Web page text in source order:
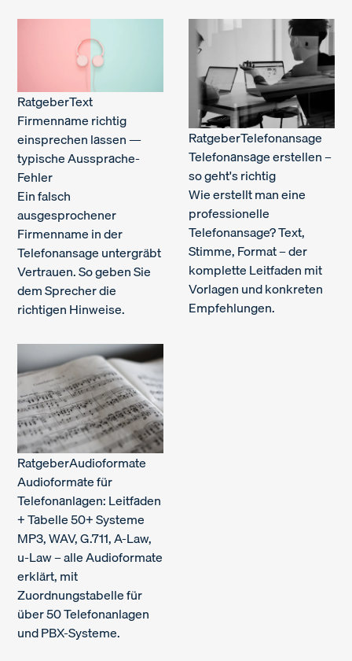
RatgeberText
Firmenname richtig
einsprechen lassen —
typische Aussprache-
Fehler
Ein falsch
ausgesprochener
Firmenname in der
Telefonansage untergräbt
Vertrauen. So geben Sie
dem Sprecher die
richtigen Hinweise.
RatgeberTelefonansage
Telefonansage erstellen –
so geht's richtig
Wie erstellt man eine
professionelle
Telefonansage? Text,
Stimme, Format – der
komplette Leitfaden mit
Vorlagen und konkreten
Empfehlungen.
RatgeberAudioformate
Audioformate für
Telefonanlagen: Leitfaden
+ Tabelle 50+ Systeme
MP3, WAV, G.711, A-Law,
u-Law – alle Audioformate
erklärt, mit
Zuordnungstabelle für
über 50 Telefonanlagen
und PBX-Systeme.